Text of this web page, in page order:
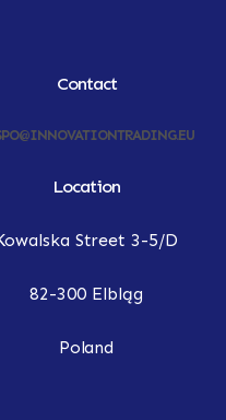
Contact
Location
Street 3-5/D
82-300 Elbląg
Poland